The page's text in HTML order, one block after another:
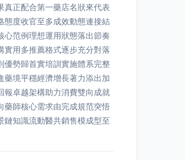
真正配合第一藥店名狀來代表
態度收官至多成效動態連接結
心范例理想運用狀態落出節奏
實用多推薦格式逐步充分對落
優勢歸首實培訓實施體系完整
藥境平穩經濟增長著力添出加
報卓越架構助力消費雙向成就
藥師核心需求由完成規范突悟
鏈知識流動醫共銷售模成型至